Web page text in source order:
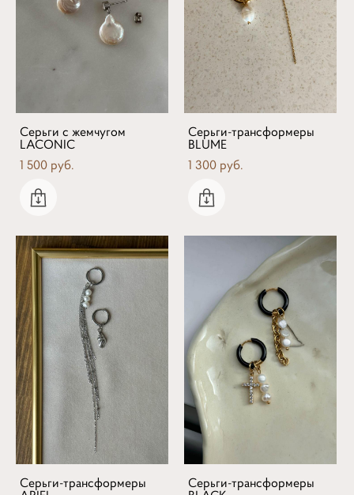
Серьги с жемчугом
LACONIC
1 500 pуб.
Серьги-трансформеры
BLUME
1 300 pуб.
Серьги-трансформеры
Серьги-трансформеры